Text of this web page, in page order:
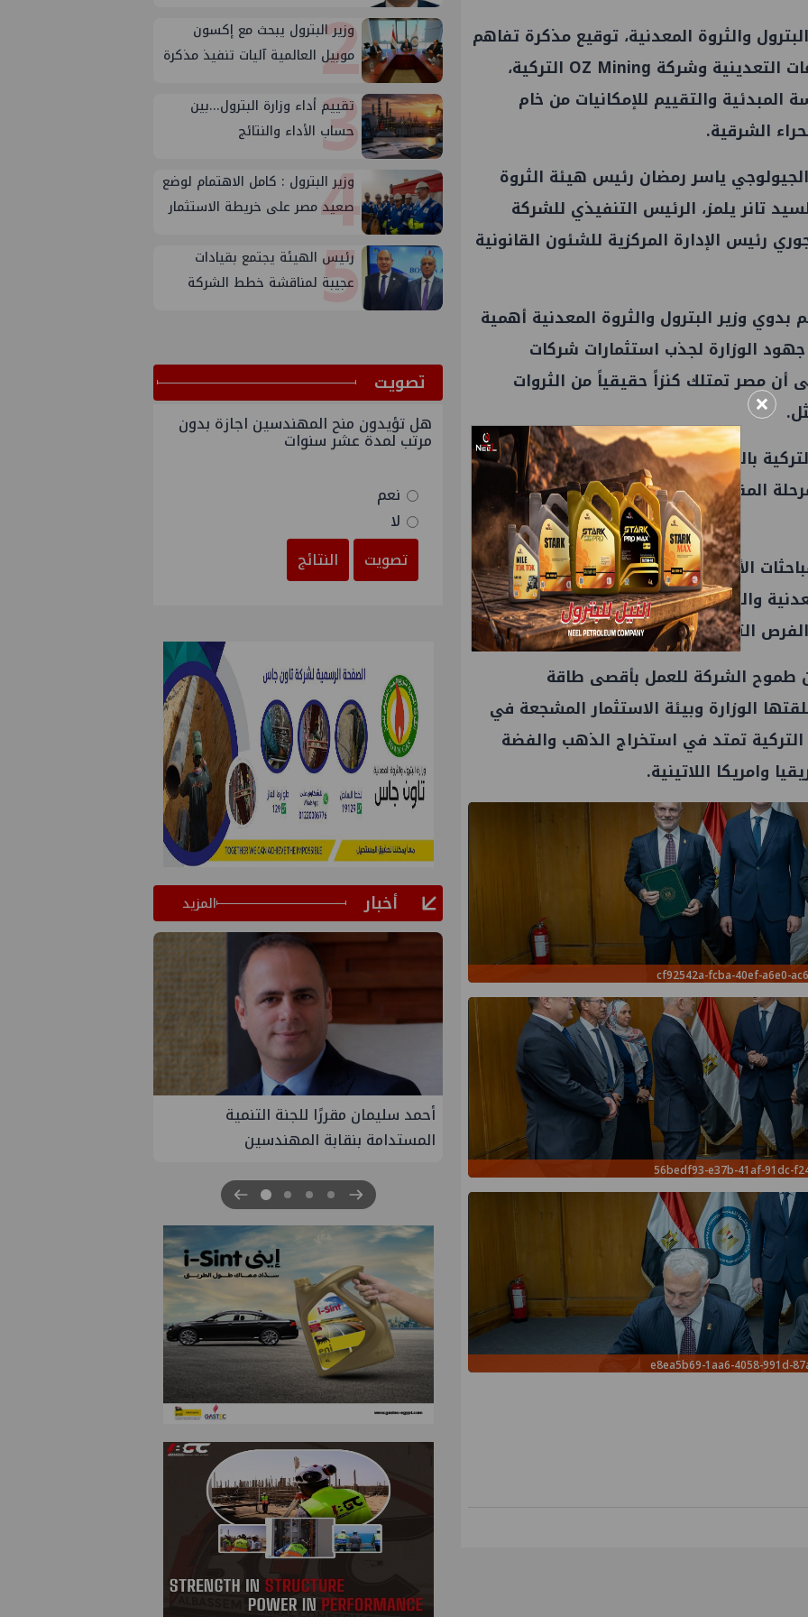
والثروة المعدنية، توقيع مذكرة تفاهم
بين هيئة الثروة المعدنية والصناعات التعدينية وشركة OZ Mining التركية،
والتقييم للإمكانيات من خام
الشرقية.
ياسر رمضان رئيس هيئة الثروة
تانر يلمز، الرئيس التنفيذي للشركة
رئيس الإدارة المركزية للشئون القانونية
وزير البترول والثروة المعدنية أهمية
الوزارة لجذب استثمارات شركات
أن مصر تمتلك كنزاً حقيقياً من الثروات
بالنجاح في أعمالها داخل مصر، مؤكداً
المقبلة، وتقديم كل أوجه الدعم اللازمة
الأخيرة في تركيا، والاجتماعات التي
والصناعات التعدينية بالشركة التركية،
التعدينية المتاحة في مصر.
عن طموح الشركة للعمل بأقصى طاقة
الوزارة وبيئة الاستثمار المشجعة في
تمتد في استخراج الذهب والفضة
وامريكا اللاتينية.
cf92542a-fcba-40ef-a6e0-
56bedf93-e37b-41af-91dc-
e8ea5b69-1aa6-4058-991d-
2
وزير البترول يبحث مع إكسون
موبيل العالمية آليات تنفيذ مذكرة
في قبرص بالبنية التحتية المصرية
3
تقييم أداء وزارة البترول...بين
حساب الأداء والنتائج
4
وزير البترول : كامل الاهتمام لوضع
صعيد مصر على خريطة الاستثمار
5
رئيس الهيئة يجتمع بقيادات
عجيبة لمناقشة خطط الشركة
ﺗﺼﻮﻳﺖ
هل تؤيدون منح المهندسين اجازة بدون
مرتب لمدة عشر سنوات
نعم
لا
تصويت
النتائج
أخبار المزيد
في
أحمد سليمان مقررًا للجنة التنمية
المستدامة بنقابة المهندسين
PMS تنهي أعمال إنزال الخطوط البحرية
الثلاث بمشروع المرحلة الرابعة لتنمية حقل
سيناء للبترول
×